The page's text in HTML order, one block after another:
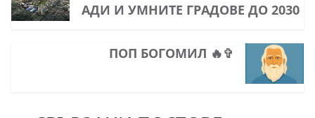
АДИ И УМНИТЕ ГРАДОВЕ ДО 2030
ПОП БОГОМИЛ 🔥✞